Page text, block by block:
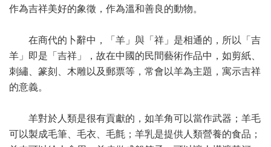
作為吉祥美好的象徵，作為溫和善良的動物。
在商代的卜辭中，「羊」與「祥」是相通的，所以「吉
羊」即是「吉祥」，故在中國的民間藝術作品中，如剪紙、
刺繡、篆刻、木雕以及郵票等，常會以羊為主題，寓示吉祥
的意義。
羊對於人類是很有貢獻的，如羊角可以當作武器；羊毛
可以製成毛筆、毛衣、毛氈；羊乳是提供人類營養的食品；